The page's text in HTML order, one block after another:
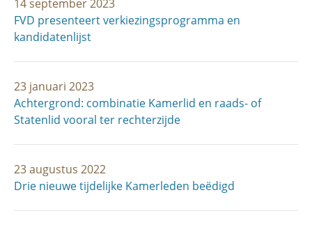
14 september 2023
FVD presenteert verkiezingsprogramma en
kandidatenlijst
23 januari 2023
Achtergrond: combinatie Kamerlid en raads- of
Statenlid vooral ter rechterzijde
23 augustus 2022
Drie nieuwe tijdelijke Kamerleden beëdigd